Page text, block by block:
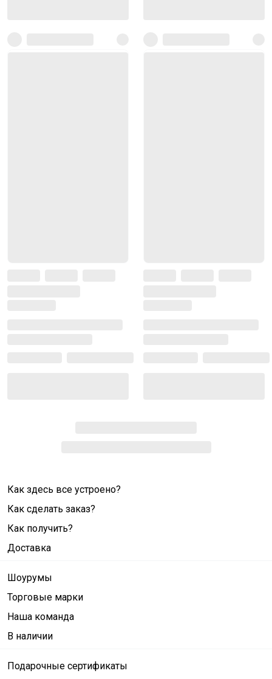
Как здесь все устроено?
Как сделать заказ?
Как получить?
Доставка
Шоурумы
Торговые марки
Наша команда
В наличии
Подарочные сертификаты